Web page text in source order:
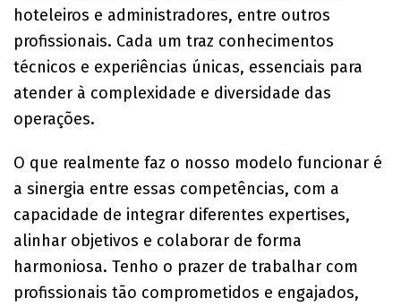
hoteleiros e administradores, entre outros
profissionais. Cada um traz conhecimentos
técnicos e experiências únicas, essenciais para
atender à complexidade e diversidade das
operações.
O que realmente faz o nosso modelo funcionar é
a sinergia entre essas competências, com a
capacidade de integrar diferentes expertises,
alinhar objetivos e colaborar de forma
harmoniosa. Tenho o prazer de trabalhar com
profissionais tão comprometidos e engajados,